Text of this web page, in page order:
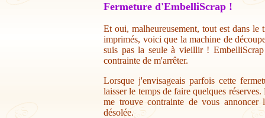
Fermeture d'EmbelliScrap !
Et oui, malheureusement, tout est dans
imprimés, voici que la machine de
suis pas la seule à vieillir !
contrainte de m'arrêter.
Lorsque j'envisageais parfois cette
laisser le temps de faire quelques
me trouve contrainte de vous annoncer
désolée.